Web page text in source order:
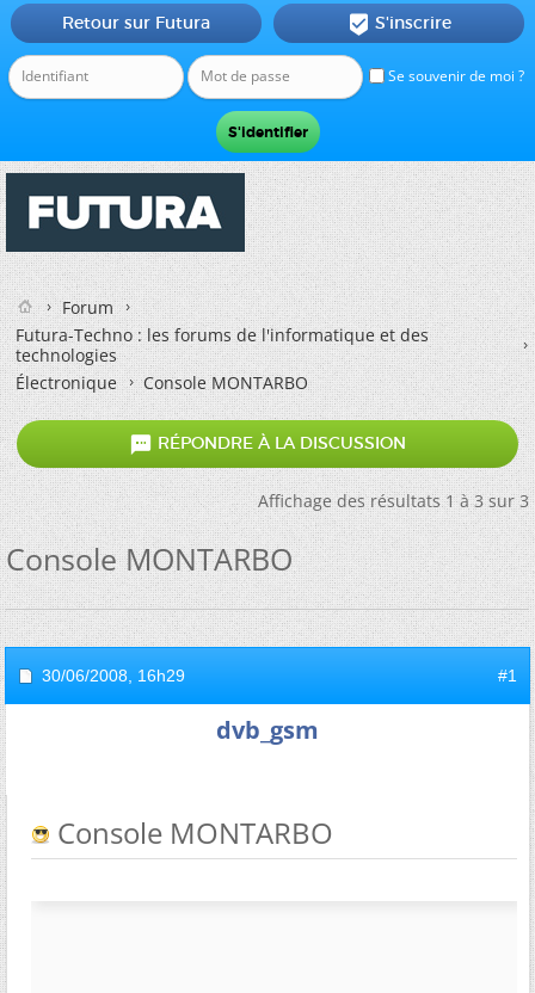
Se souvenir de moi ?
Retour sur Futura  S'inscrire
Forum
Futura-Techno : les forums de l'informatique et des
technologies
Électronique
Console MONTARBO
 RÉPONDRE À LA DISCUSSION
Affichage des résultats 1 à 3 sur 3
Console MONTARBO
30/06/2008, 16h29 #1
dvb_gsm
Console MONTARBO